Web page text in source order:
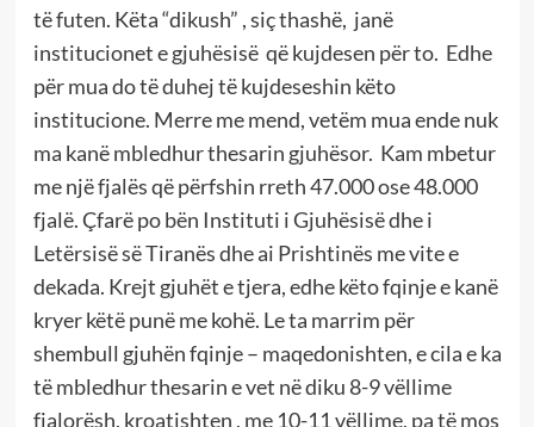
të futen. Këta “dikush” , siç thashë, janë
institucionet e gjuhësisë që kujdesen për to. Edhe
për mua do të duhej të kujdeseshin këto
institucione. Merre me mend, vetëm mua ende nuk
ma kanë mbledhur thesarin gjuhësor. Kam mbetur
me një fjalës që përfshin rreth 47.000 ose 48.000
fjalë. Çfarë po bën Instituti i Gjuhësisë dhe i
Letërsisë së Tiranës dhe ai Prishtinës me vite e
dekada. Krejt gjuhët e tjera, edhe këto fqinje e kanë
kryer këtë punë me kohë. Le ta marrim për
shembull gjuhën fqinje – maqedonishten, e cila e ka
të mbledhur thesarin e vet në diku 8-9 vëllime
fjalorësh, kroatishten , me 10-11 vëllime, pa të mos